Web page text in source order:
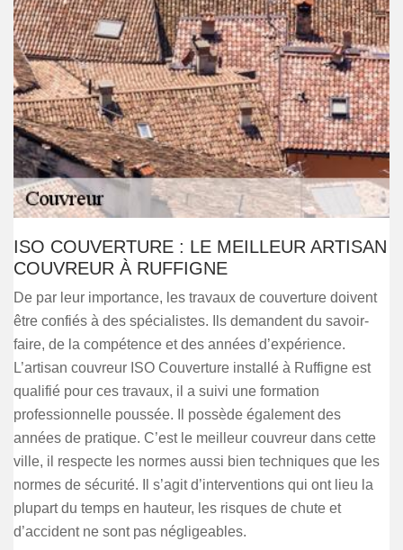
ISO COUVERTURE : LE MEILLEUR ARTISAN
COUVREUR À RUFFIGNE
De par leur importance, les travaux de couverture doivent
être confiés à des spécialistes. Ils demandent du savoir-
faire, de la compétence et des années d’expérience.
L’artisan couvreur ISO Couverture installé à Ruffigne est
qualifié pour ces travaux, il a suivi une formation
professionnelle poussée. Il possède également des
années de pratique. C’est le meilleur couvreur dans cette
ville, il respecte les normes aussi bien techniques que les
normes de sécurité. Il s’agit d’interventions qui ont lieu la
plupart du temps en hauteur, les risques de chute et
d’accident ne sont pas négligeables.